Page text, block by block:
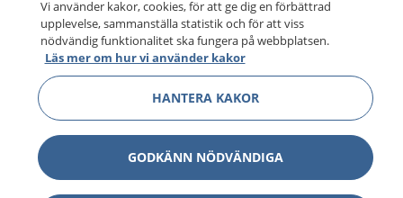
Vi använder kakor, cookies, för att ge dig en förbättrad
upplevelse, sammanställa statistik och för att viss
nödvändig funktionalitet ska fungera på webbplatsen.
Läs mer om hur vi använder kakor
HANTERA KAKOR
GODKÄNN NÖDVÄNDIGA